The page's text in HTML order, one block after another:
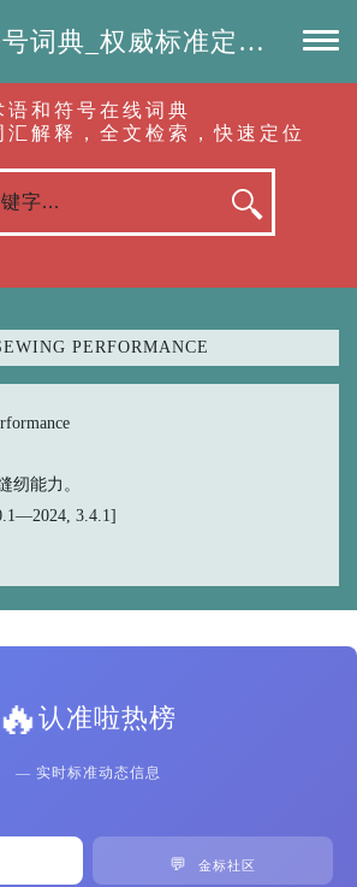
标准化术语符号词典_权威标准定义_专业词汇查询-认准啦（RenZhunLa.com）
语和符号在线词典
汇解释，全文检索，快速定位
PERFORMANCE
纫能力。
3.4.1]
🔥认准啦热榜
— 实时标准动态信息
💬 金标社区